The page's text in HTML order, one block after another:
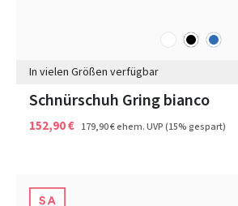
weißschwarz
blau
In vielen Größen verfügbar
Schnürschuh Gring bianco
152,90 € 179,90 €ehem. UVP(15% gespart)